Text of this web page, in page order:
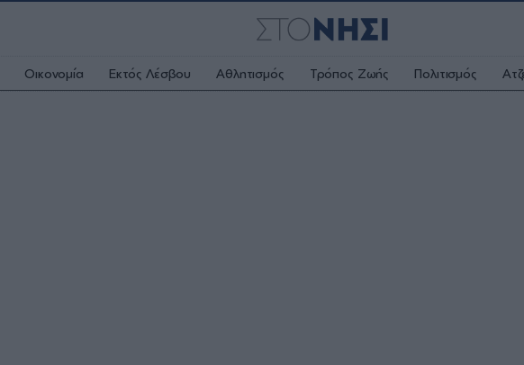
Οικονομία Εκτός Λέσβου Αθλητισμός Τρόπος Ζωής Πολιτισμός